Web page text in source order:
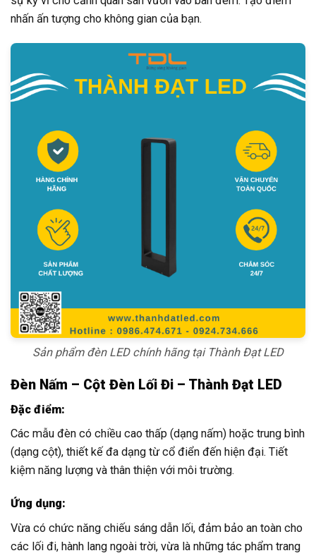
nhấn ấn tượng cho không gian của bạn.
Sản phẩm đèn LED chính hãng tại Thành Đạt LED
Đèn Nấm – Cột Đèn Lối Đi – Thành Đạt LED
Đặc điểm:
Các mẫu đèn có chiều cao thấp (dạng nấm) hoặc trung bình
(dạng cột), thiết kế đa dạng từ cổ điển đến hiện đại. Tiết
kiệm năng lượng và thân thiện với môi trường.
Ứng dụng:
Vừa có chức năng chiếu sáng dẫn lối, đảm bảo an toàn cho
các lối đi, hành lang ngoài trời, vừa là những tác phẩm trang